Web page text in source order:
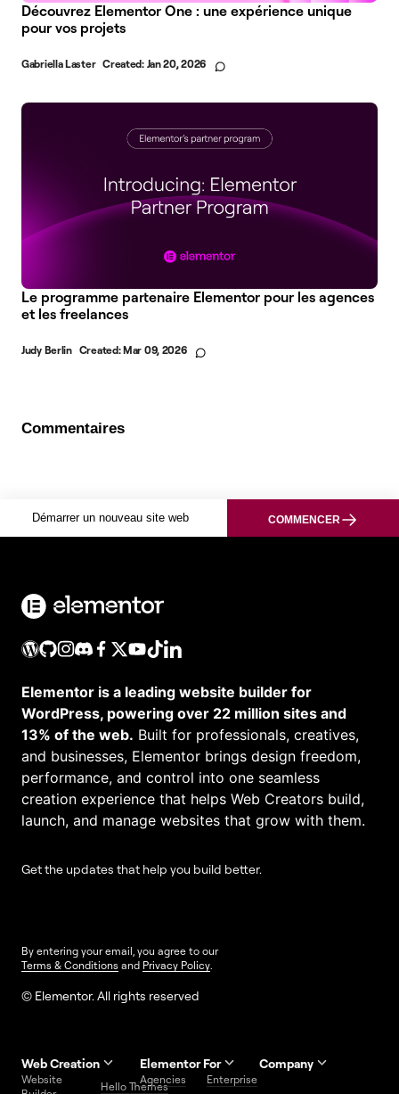
Découvrez Elementor One : une expérience unique
pour vos projets
Gabriella Laster Created: Jan 20, 2026
Le programme partenaire Elementor pour les agences
et les freelances
Judy Berlin Created:Mar 09, 2026
Commentaires
Démarrer un nouveau site web COMMENCER
Elementor is a leading website builder for
WordPress, powering over 22 million sites and
13% of the web. Built for professionals, creatives,
and businesses, Elementor brings design freedom,
performance, and control into one seamless
creation experience that helps Web Creators build,
launch, and manage websites that grow with them.
Get the updates that help you build better.
By entering your email, you agree to our
Terms & Conditions and Privacy Policy
© Elementor. All rights reserved
Web Creation
Website
Hello Themes
Elementor For
Agencies Enterprise
Company